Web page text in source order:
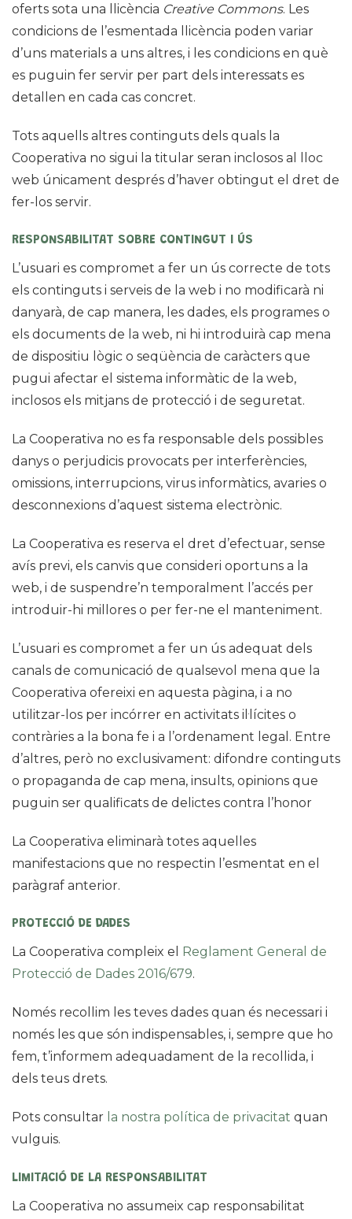
oferts sota una llicència Creative Commons. Les
condicions de l’esmentada llicència poden variar
d’uns materials a uns altres, i les condicions en què
es puguin fer servir per part dels interessats es
detallen en cada cas concret.
Tots aquells altres continguts dels quals la
Cooperativa no sigui la titular seran inclosos al lloc
web únicament després d’haver obtingut el dret de
fer-los servir.
RESPONSABILITAT SOBRE CONTINGUT I ÚS
L’usuari es compromet a fer un ús correcte de tots
els continguts i serveis de la web i no modificarà ni
danyarà, de cap manera, les dades, els programes o
els documents de la web, ni hi introduirà cap mena
de dispositiu lògic o seqüència de caràcters que
pugui afectar el sistema informàtic de la web,
inclosos els mitjans de protecció i de seguretat.
La Cooperativa no es fa responsable dels possibles
danys o perjudicis provocats per interferències,
omissions, interrupcions, virus informàtics, avaries o
desconnexions d’aquest sistema electrònic.
La Cooperativa es reserva el dret d’efectuar, sense
avís previ, els canvis que consideri oportuns a la
web, i de suspendre’n temporalment l’accés per
introduir-hi millores o per fer-ne el manteniment.
L’usuari es compromet a fer un ús adequat dels
canals de comunicació de qualsevol mena que la
Cooperativa ofereixi en aquesta pàgina, i a no
utilitzar-los per incórrer en activitats il·lícites o
contràries a la bona fe i a l’ordenament legal. Entre
d’altres, però no exclusivament: difondre continguts
o propaganda de cap mena, insults, opinions que
puguin ser qualificats de delictes contra l’honor
La Cooperativa eliminarà totes aquelles
manifestacions que no respectin l’esmentat en el
paràgraf anterior.
PROTECCIÓ DE DADES
La Cooperativa compleix el
Reglament General de
Protecció de Dades 2016/679.
Només recollim les teves dades quan és necessari i
només les que són indispensables, i, sempre que ho
fem, t’informem adequadament de la recollida, i
dels teus drets.
Pots consultar la nostra política de privacitat quan
vulguis.
LIMITACIÓ DE LA RESPONSABILITAT
La Cooperativa no assumeix cap responsabilitat